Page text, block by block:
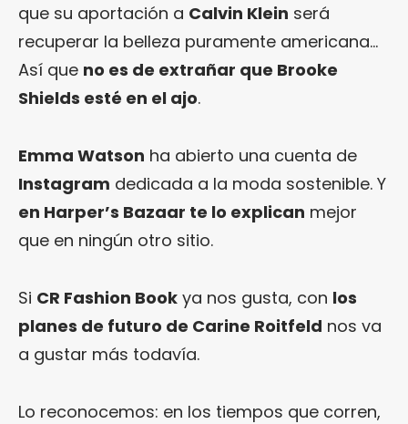
que su aportación a Calvin Klein será
recuperar la belleza puramente americana…
Así que no es de extrañar que Brooke
Shields esté en el ajo.
Emma Watson ha abierto una cuenta de
Instagram dedicada a la moda sostenible. Y
en Harper’s Bazaar te lo explican mejor
que en ningún otro sitio.
Si CR Fashion Book ya nos gusta, con los
planes de futuro de Carine Roitfeld nos va
a gustar más todavía.
Lo reconocemos: en los tiempos que corren,